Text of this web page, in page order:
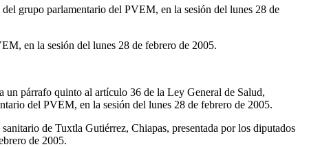
grupo parlamentario del PVEM, en la sesión del lunes 28 de
en la sesión del lunes 28 de febrero de 2005.
un párrafo quinto al artículo 36 de la Ley General de Salud,
del PVEM, en la sesión del lunes 28 de febrero de 2005.
de Tuxtla Gutiérrez, Chiapas, presentada por los diputados
de 2005.